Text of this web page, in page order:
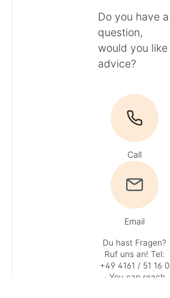
Do you have a
question,
would you like
advice?
Call
Email
Du hast Fragen?
Ruf uns an! Tel:
+49 4161 / 51 16 0
· You can reach